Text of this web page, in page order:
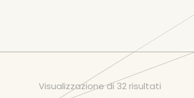
resina epossidica
Visualizzazione di 32 risultati